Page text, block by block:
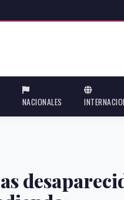
NACIONALES